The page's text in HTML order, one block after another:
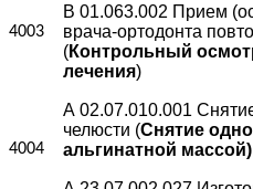
4003
В 01.063.002 Прием
врача-ортодонта
(Контрольный
лечения)
4004
А 02.07.010.001
челюсти (Снятие
альгинатной массой)